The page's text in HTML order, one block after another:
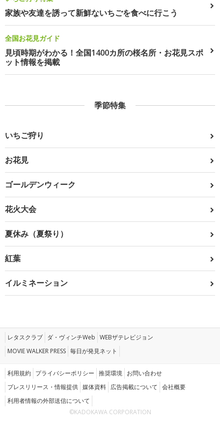
家族や友達を誘って新鮮ないちごを食べに行こう
全国お花見ガイド
見頃時期がわかる！全国1400カ所の桜名所・お花見スポ
ット情報を掲載
季節特集
いちご狩り
お花見
ゴールデンウィーク
花火大会
夏休み（夏祭り）
紅葉
イルミネーション
レタスクラブ ダ・ヴィンチWeb WEBザテレビジョン
MOVIE WALKER PRESS 毎日が発見ネット
利用規約 プライバシーポリシー 推奨環境 お問い合わせ
プレスリリース・情報提供 媒体資料 広告掲載について 会社概要
利用者情報の外部送信について
©KADOKAWA CORPORATION